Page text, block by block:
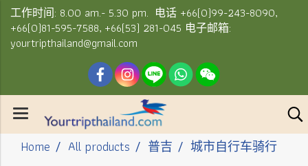
工作时间: 8.00 am.- 5.30 pm. 电话 +66(0)99-243-8090,
+66(0)81-595-7588, +66(53) 281-045 电子邮箱:
yourtripthailand@gmail.com
Home All products 普吉 城市自行车骑行